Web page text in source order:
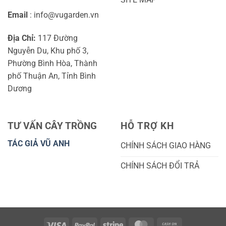
Email : info@vugarden.vn
Địa Chỉ: 117 Đường
Nguyễn Du, Khu phố 3,
Phường Bình Hòa, Thành
phố Thuận An, Tỉnh Bình
Dương
TƯ VẤN CÂY TRỒNG
TÁC GIẢ VŨ ANH
HỖ TRỢ KH
CHÍNH SÁCH GIAO HÀNG
CHÍNH SÁCH ĐỔI TRẢ